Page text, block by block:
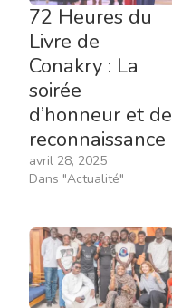
72 Heures du
Livre de
Conakry : La
soirée
d’honneur et de
reconnaissance
avril 28, 2025
Dans "Actualité"